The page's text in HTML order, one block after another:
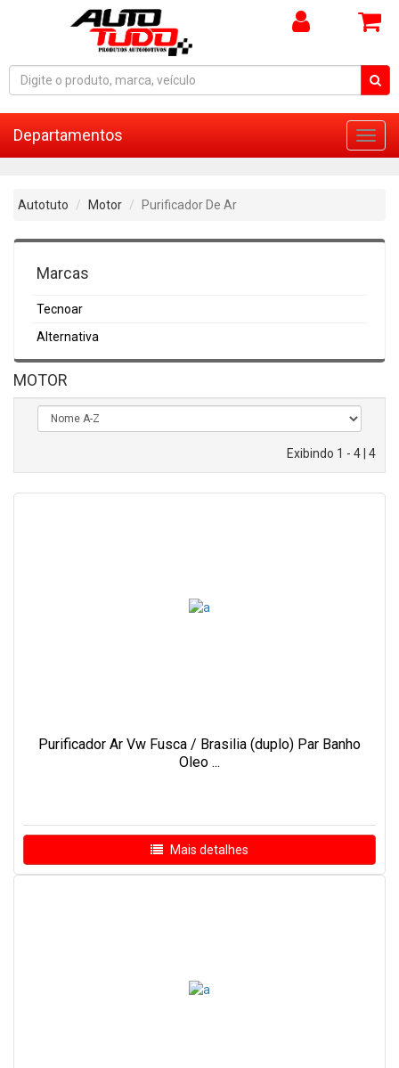
Departamentos
Autotuto Motor Purificador De Ar
Marcas
Tecnoar
Alternativa
MOTOR
Exibindo 1 - 4 | 4
Purificador Ar Vw Fusca / Brasilia (duplo) Par Banho
Oleo ...
Mais detalhes